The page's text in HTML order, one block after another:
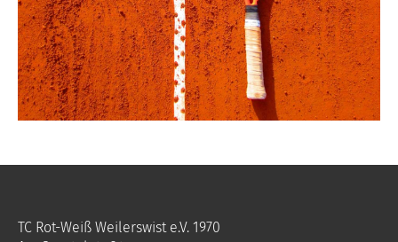
TC Rot-Weiß Weilerswist e.V. 1970